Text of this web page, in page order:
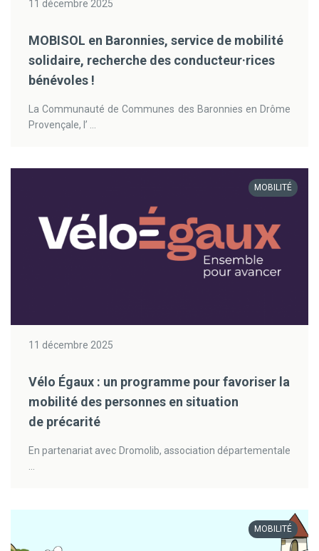
11 décembre 2025
MOBISOL en Baronnies, service de mobilité
solidaire, recherche des conducteur·rices
bénévoles !
La Communauté de Communes des Baronnies en Drôme
Provençale, l’ ...
MOBILITÉ
11 décembre 2025
Vélo Égaux : un programme pour favoriser la
mobilité des personnes en situation
de précarité
En partenariat avec Dromolib, association départementale
MOBILITÉ